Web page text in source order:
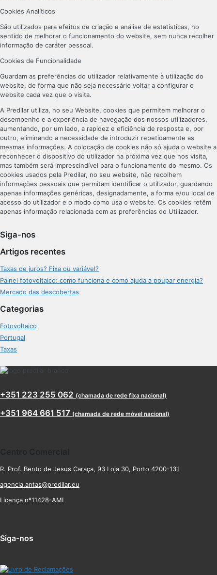
Cookies Analíticos
São utilizados para efeitos de criação e análise de estatísticas, no
sentido de melhorar o funcionamento do website, sem nunca recolher
informação de caráter pessoal.
Cookies de Funcionalidade
Guardam as preferências do utilizador relativamente à utilização do
website, de forma que não seja necessário voltar a configurar o
website cada vez que o visita.
A Predilar utiliza, no seu Website, cookies que permitem melhorar o
desempenho e a experiência de navegação dos nossos utilizadores,
aumentando, por um lado, a rapidez e eficiência de resposta e, por
outro, eliminando a necessidade de introduzir repetidamente as
mesmas informações. A colocação de cookies não só ajuda o website a
reconhecer o dispositivo do utilizador na próxima vez que nos visita,
mas também será imprescindível para o funcionamento do mesmo. Os
cookies usados pela Predilar, no seu website, não recolhem
informações pessoais que permitam identificar o utilizador, guardando
apenas informações genéricas, designadamente, a forma e/ou local de
acesso do utilizador e o modo como usa o website. Os cookies retêm
apenas informação relacionada com as preferências do Utilizador.
Siga-nos
Artigos recentes
Taxas de juros? Fixa ou variável?
Painel fotovoltaico: como funciona e como ajuda a poupar energia?
Mercado das descobertas
Categorias
Fotovoltaico
Portugal
Taxas
+351 223 255 062 (chamada de rede fixa nacional)
+351 964 661 517 (chamada de rede móvel nacional)
R. Prof. Bento de Jesus Caraça, 93 Loja 30, Porto 4200-131
agencia.antas@predilar.eu
Licença nº11428-AMI
Siga-nos